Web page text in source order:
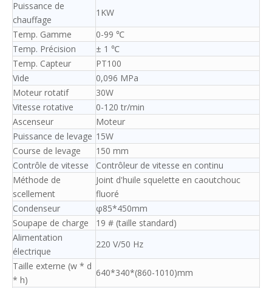
Puissance de
chauffage
1KW
Temp. Gamme
0-99 ℃
Temp. Précision
± 1 ℃
Temp. Capteur
PT100
Vide
0,096 MPa
Moteur rotatif
30W
Vitesse rotative
0-120 tr/min
Ascenseur
Moteur
Puissance de levage 15W
Course de levage
150 mm
Contrôle de vitesse
Contrôleur de vitesse en continu
Méthode de
scellement
Joint d'huile squelette en caoutchouc
fluoré
Condenseur
φ85*450mm
Soupape de charge
19 # (taille standard)
Alimentation
électrique
220 V/50 Hz
Taille externe (w * d
* h)
640*340*(860-1010)mm